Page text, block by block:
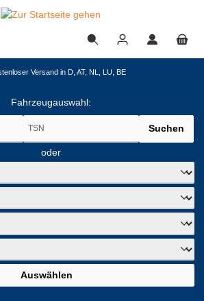
Versand in D, AT, NL, LU, BE
Fahrzeugauswahl:
Suchen
oder
Auswählen